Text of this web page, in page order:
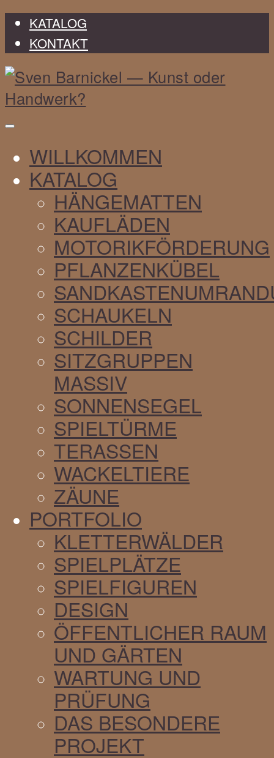
KATALOG
KONTAKT
Sven
Barnickel
WILLKOMMEN
KATALOG
HÄNGEMATTEN
KAUFLÄDEN
MOTORIKFÖRDERUNG
PFLANZENKÜBEL
SCHAUKELN
SCHILDER
SITZGRUPPEN
MASSIV
SONNENSEGEL
SPIELTÜRME
TERASSEN
WACKELTIERE
ZÄUNE
PORTFOLIO
KLETTERWÄLDER
SPIELPLÄTZE
SPIELFIGUREN
DESIGN
ÖFFENTLICHER RAUM
UND GÄRTEN
WARTUNG UND
PRÜFUNG
DAS BESONDERE
PROJEKT